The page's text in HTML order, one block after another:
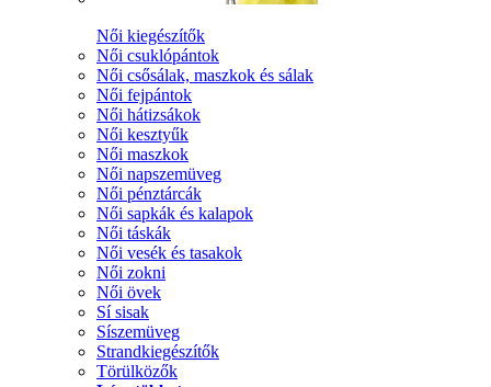
Női kiegészítők
Női csuklópántok
Női csősálak, maszkok és sálak
Női fejpántok
Női hátizsákok
Női kesztyűk
Női maszkok
Női napszemüveg
Női pénztárcák
Női sapkák és kalapok
Női táskák
Női vesék és tasakok
Női zokni
Női övek
Sí sisak
Síszemüveg
Strandkiegészítők
Törülközők